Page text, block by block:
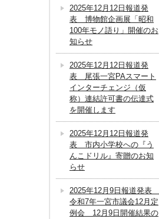
2025年12月12日報道発
表 博物館企画展「昭和
100年モノ語り」開催のお
知らせ
2025年12月12日報道発
表 尾張一宮PAスマート
インターチェンジ（仮
称）連結許可書の伝達式
を開催します
2025年12月12日報道発
表 市内小学校への『う
んこドリル』寄贈のお知
らせ
2025年12月9日報道発表
令和7年一宮市議会12月定
例会 12月9日開催結果の